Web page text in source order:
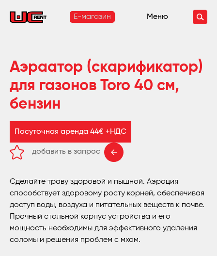
E-магазин Меню
Аэраатор (скарификатор)
для газонов Toro 40 см,
бензин
Посуточная аренда 44€ +НДС
добавить в запрос
Сделайте траву здоровой и пышной. Аэрация
способствует здоровому росту корней, обеспечивая
доступ воды, воздуха и питательных веществ к почве.
Прочный стальной корпус устройства и его
мощность необходимы для эффективного удаления
соломы и решения проблем с мхом.